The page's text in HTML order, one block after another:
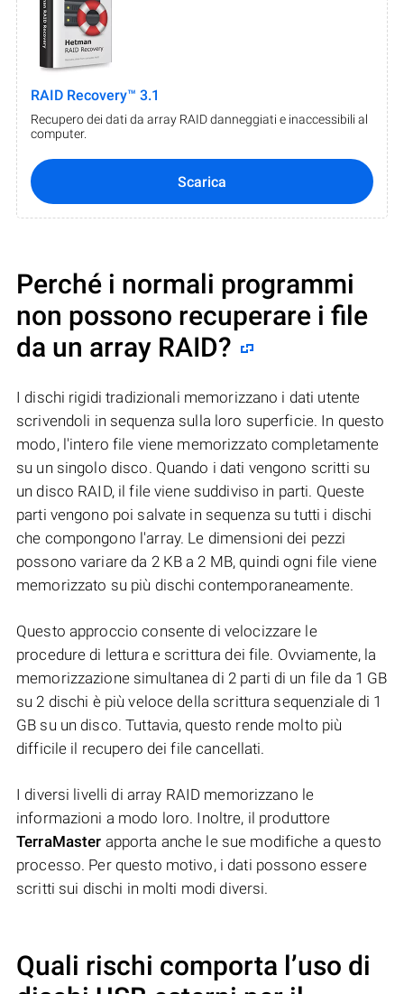
RAID Recovery™ 3.1
Recupero dei dati da array RAID danneggiati e inaccessibili al
computer.
Scarica
Perché i normali programmi
non possono recuperare i file
da un array RAID?
I dischi rigidi tradizionali memorizzano i dati utente
scrivendoli in sequenza sulla loro superficie. In questo
modo, l'intero file viene memorizzato completamente
su un singolo disco. Quando i dati vengono scritti su
un disco RAID, il file viene suddiviso in parti. Queste
parti vengono poi salvate in sequenza su tutti i dischi
che compongono l'array. Le dimensioni dei pezzi
possono variare da 2 KB a 2 MB, quindi ogni file viene
memorizzato su più dischi contemporaneamente.
Questo approccio consente di velocizzare le
procedure di lettura e scrittura dei file. Ovviamente, la
memorizzazione simultanea di 2 parti di un file da 1 GB
su 2 dischi è più veloce della scrittura sequenziale di 1
GB su un disco. Tuttavia, questo rende molto più
difficile il recupero dei file cancellati.
I diversi livelli di array RAID memorizzano le
informazioni a modo loro. Inoltre, il produttore
TerraMaster apporta anche le sue modifiche a questo
processo. Per questo motivo, i dati possono essere
scritti sui dischi in molti modi diversi.
Quali rischi comporta l’uso di